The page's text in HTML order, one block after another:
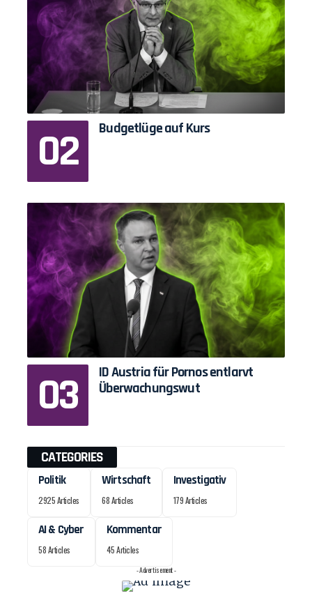
Budgetlüge auf Kurs
ID Austria für Pornos entlarvt
Überwachungswut
CATEGORIES
Politik
2925 Articles
Wirtschaft
68 Articles
Investigativ
179 Articles
AI & Cyber
58 Articles
Kommentar
45 Articles
- Advertisement -